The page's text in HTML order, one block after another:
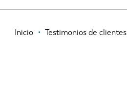
Ruta
Inicio Testimonios de clientes